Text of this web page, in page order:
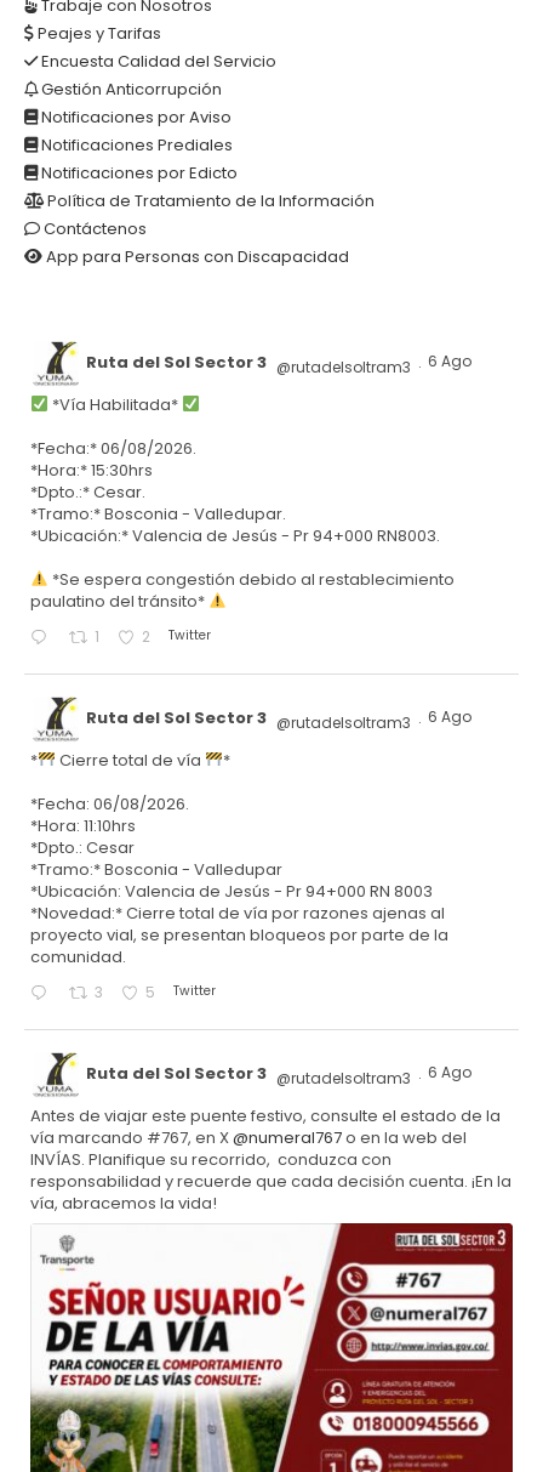
Trabaje con Nosotros
Peajes y Tarifas
Encuesta Calidad del Servicio
Gestión Anticorrupción
Notificaciones por Aviso
Notificaciones Prediales
Notificaciones por Edicto
Política de Tratamiento de la Información
Contáctenos
App para Personas con Discapacidad
Ruta del Sol Sector 3 @rutadelsoltram3 · 6 Ago
*Vía Habilitada*
*Fecha:* 06/08/2026.
*Hora:* 15:30hrs
*Dpto.:* Cesar.
*Tramo:* Bosconia - Valledupar.
*Ubicación:* Valencia de Jesús - Pr 94+000 RN8003.
*Se espera congestión debido al restablecimiento
paulatino del tránsito*
1 2 Twitter
Ruta del Sol Sector 3 @rutadelsoltram3 · 6 Ago
* Cierre total de vía
*
*Fecha: 06/08/2026.
*Hora: 11:10hrs
*Dpto.: Cesar
*Tramo:* Bosconia - Valledupar
*Ubicación: Valencia de Jesús - Pr 94+000 RN 8003
*Novedad:* Cierre total de vía por razones ajenas al
proyecto vial, se presentan bloqueos por parte de la
comunidad.
3 5 Twitter
Ruta del Sol Sector 3 @rutadelsoltram3 · 6 Ago
Antes de viajar este puente festivo, consulte el estado de la
vía marcando #767, en X@numeral767o en la web del
INVÍAS. Planifique su recorrido, conduzca con
responsabilidad y recuerde que cada decisión cuenta. ¡En la
vía, abracemos la vida!